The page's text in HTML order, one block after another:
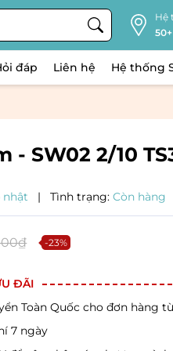
Hệ
đáp Liên hệ Hệ thống
- SW02 2/10
nhật | Tình trạng: Còn hàng
-23%
ĐÃI
Toàn Quốc cho đơn hàng
7 ngày